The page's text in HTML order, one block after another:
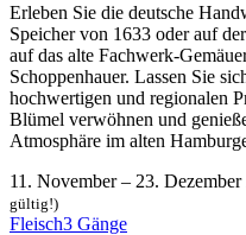
Erleben Sie die deutsche
Speicher von 1633 oder auf
auf das alte Fachwerk-
Schoppenhauer. Lassen Sie
hochwertigen und regionalen
Blümel verwöhnen und
Atmosphäre im alten
11. November– 23. Dezember
gültig!)
Fleisch3 Gänge